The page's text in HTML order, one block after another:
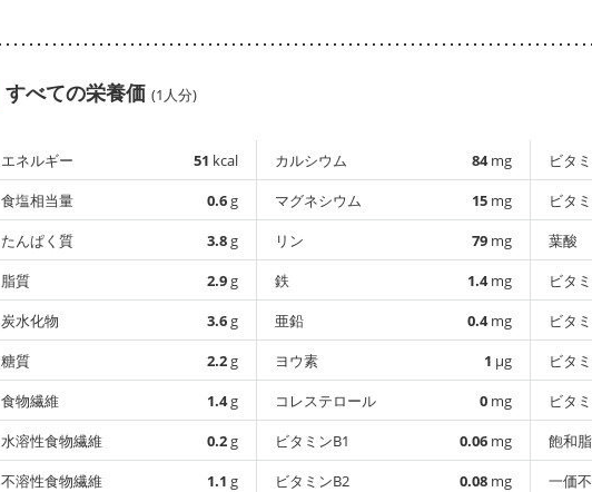
すべての栄養価 (1人分)
エネルギー 51 kcal
食塩相当量
0.6g
たんぱく質
3.8g
脂質
2.9g
炭水化物
3.6g
糖質
2.2g
食物繊維
1.4g
水溶性食物繊維
0.2g
不溶性食物繊維
1.1 g
カルシウム 84mg
マグネシウム
15 mg
リン
79 mg
鉄
1.4mg
亜鉛
0.4mg
ヨウ素
1 µg
コレステロール
0 mg
ビタミンB1
0.06 mg
ビタミンB2
0.08 mg
ビタ
ビタ
葉酸
ビタ
ビタ
ビタ
ビタ
飽和
一価